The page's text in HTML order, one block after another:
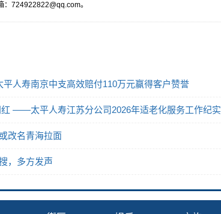
724922822@qq.com。
人寿南京中支高效赔付110万元赢得客户赞誉
——太平人寿江苏分公司2026年适老化服务工作纪实
改名青海拉面
，多方发声